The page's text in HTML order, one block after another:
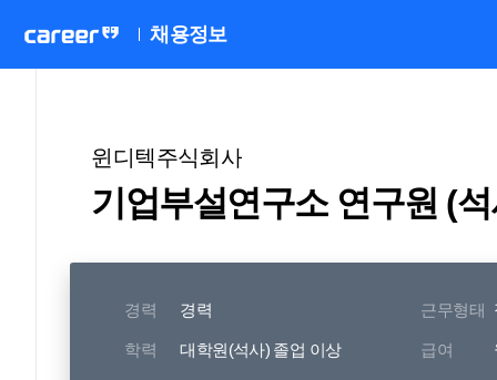
채용정보
윈디텍주식회사
기업부설연구소 연구원 (
경력 경력 근무형태
학력 대학원(석사) 졸업 이상 급여